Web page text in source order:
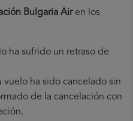
Bulgaria Airen los
ha sufrido un retraso de
vuelo ha sido cancelado sin
de la cancelación con